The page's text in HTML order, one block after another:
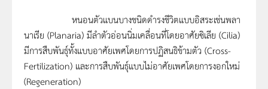
หนอนตัวแบนบางชนิดดำรงชีวิตแบบอิสระเช่นพลา
นาเรีย (Planaria) มีลำตัวอ่อนนิ่มเคลื่อนที่โดยอาศัยซิเลีย (Cilia)
มีการสืบพันธุ์ทั้งแบบอาศัยเพศโดยการปฏิสนธิข้ามตัว (Cross-
Fertilization) และการสืบพันธุ์แบบไม่อาศัยเพศโดยการงอกใหม่
(Regeneration)